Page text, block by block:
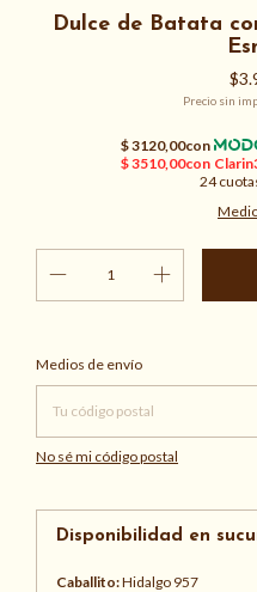
Dulce de Batata
Precio sin
24
Entregas para el CP:
Medios de envío
No sé mi código postal
Disponibilidad en
Caballito:Hidalgo 957